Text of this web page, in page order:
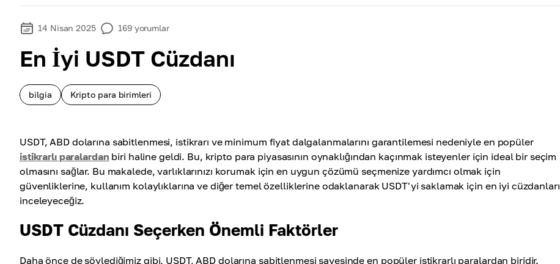
14 Nisan 2025 169 yorumlar
En İyi USDT Cüzdanı
bilgia Kripto para birimleri
USDT, ABD dolarına sabitlenmesi, istikrarı ve minimum fiyat dalgalanmalarını garantilemesi nedeniyle en popüler
istikrarlı paralardan biri haline geldi. Bu, kripto para piyasasının oynaklığından kaçınmak isteyenler için ideal bir seçim
olmasını sağlar. Bu makalede, varlıklarınızı korumak için en uygun çözümü seçmenize yardımcı olmak için
güvenliklerine, kullanım kolaylıklarına ve diğer temel özelliklerine odaklanarak USDT'yi saklamak için en iyi cüzdanları
inceleyeceğiz.
USDT Cüzdanı Seçerken Önemli Faktörler
Daha önce de söylediğimiz gibi, USDT, ABD dolarına sabitlenmesi sayesinde en popüler istikrarlı paralardan biridir.